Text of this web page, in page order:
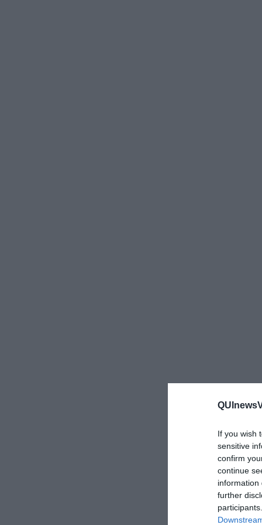
If you wish
sensitive
confirm
continue
information
further